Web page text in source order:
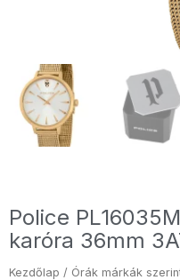
Police
karóra 36mm
Kezdőlap / Órák márkák